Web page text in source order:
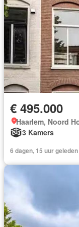
€ 495.000
Haarlem, Noord
3 Kamers
6 dagen, 15 uur